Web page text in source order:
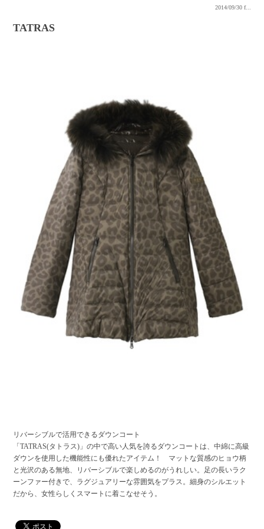
2014/09/30 f...
TATRAS
リバーシブルで活用できるダウンコート
「TATRAS(タトラス)」の中で高い人気を誇るダウンコートは、中綿に高級
ダウンを使用した機能性にも優れたアイテム！ マットな質感のヒョウ柄
と光沢のある無地、リバーシブルで楽しめるのがうれしい。足の長いラク
ーンファー付きで、ラグジュアリーな雰囲気をプラス。細身のシルエット
だから、女性らしくスマートに着こなせそう。